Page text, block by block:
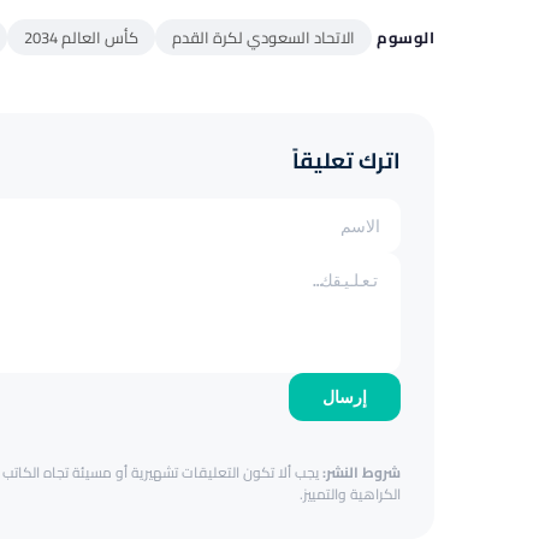
الوسوم الاتحاد السعودي لكرة القدم كأس العالم 2034
اترك تعليقاً
إرسال
شروط النشر:يجب ألا تكون التعليقات تشهيرية أو مسيئة تجاه
الكراهية والتمييز.